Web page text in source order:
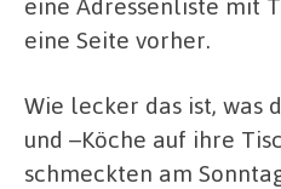
eine Seite vorher.
Wie lecker das ist, was
und –Köche auf ihre
schmeckten am